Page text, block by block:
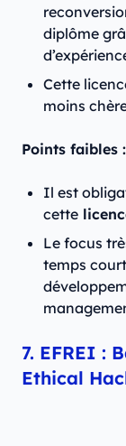
diplôme
Cette
moins
Points faibles :
Il est
cette
Le focus
temps
7. EFREI :
Ethical